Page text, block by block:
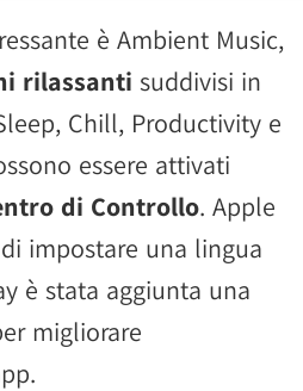
è Ambient Music,
rilassanti suddivisi in
Chill, Productivity e
essere attivati
di Controllo. Apple
impostare una lingua
è stata aggiunta una
migliorare